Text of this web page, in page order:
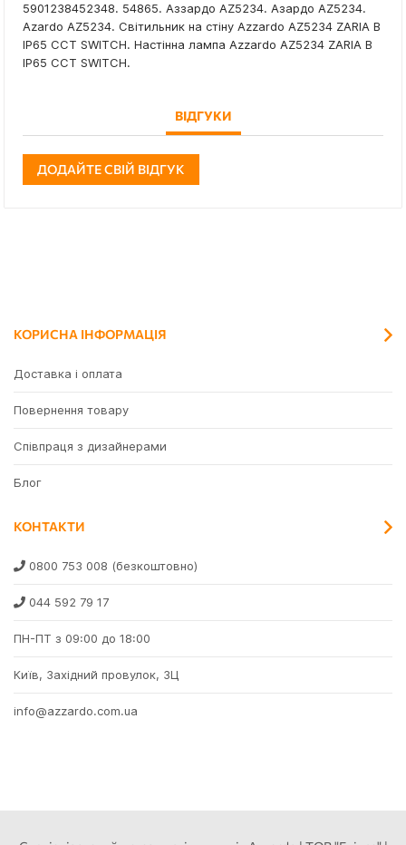
5901238452348. 54865. Аззардо AZ5234. Азардо AZ5234.
Azardo AZ5234. Світильник на стіну Azzardo AZ5234 ZARIA B
IP65 CCT SWITCH. Настінна лампа Azzardo AZ5234 ZARIA B
IP65 CCT SWITCH.
ВІДГУКИ
ДОДАЙТЕ СВІЙ ВІДГУК
КОРИСНА ІНФОРМАЦІЯ
Доставка і оплата
Повернення товару
Співпраця з дизайнерами
Блог
КОНТАКТИ
0800 753 008 (безкоштовно)
044 592 79 17
ПН-ПТ з 09:00 до 18:00
Київ, Західний провулок, 3Ц
info@azzardo.com.ua